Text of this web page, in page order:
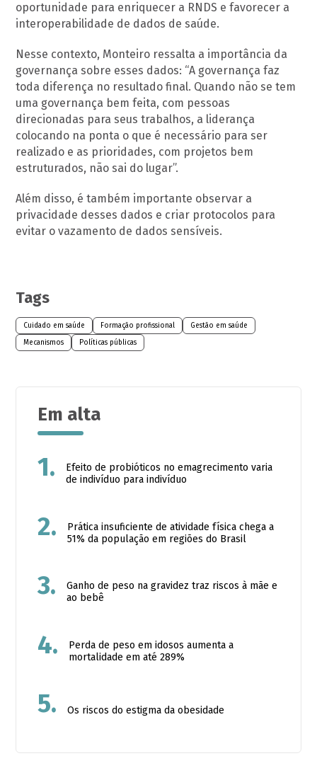
oportunidade para enriquecer a RNDS e favorecer a
interoperabilidade de dados de saúde.
Nesse contexto, Monteiro ressalta a importância da
governança sobre esses dados: “A governança faz
toda diferença no resultado final. Quando não se tem
uma governança bem feita, com pessoas
direcionadas para seus trabalhos, a liderança
colocando na ponta o que é necessário para ser
realizado e as prioridades, com projetos bem
estruturados, não sai do lugar”.
Além disso, é também importante observar a
privacidade desses dados e criar protocolos para
evitar o vazamento de dados sensíveis.
Tags
Cuidado em saúde Formação profissional
Gestão em saúde
Mecanismos
Políticas públicas
Em alta
1.
Efeito de probióticos no emagrecimento varia
de indivíduo para indivíduo
2.
Prática insuficiente de atividade física chega a
51% da população em regiões do Brasil
3.
Ganho de peso na gravidez traz riscos à mãe e
ao bebê
4.
Perda de peso em idosos aumenta a
mortalidade em até 289%
5. Os riscos do estigma da obesidade